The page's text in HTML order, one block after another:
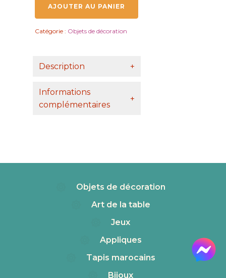
Boite
et
bombée
AJOUTER AU PANIER
Catégorie : Objets de décoration
Description +
Informations
complémentaires
+
Objets de décoration
Art de la table
Jeux
Appliques
Tapis marocains
Bijoux